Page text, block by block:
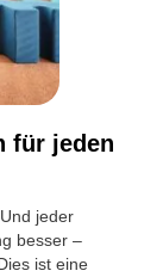
für jeden
jeder
besser –
ist eine